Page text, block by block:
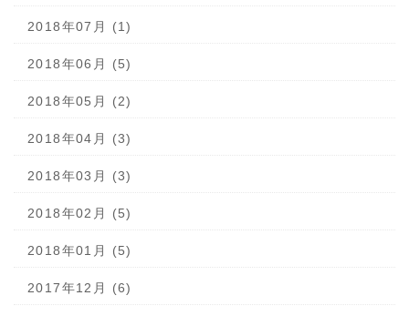
2018年07月 (1)
2018年06月 (5)
2018年05月 (2)
2018年04月 (3)
2018年03月 (3)
2018年02月 (5)
2018年01月 (5)
2017年12月 (6)